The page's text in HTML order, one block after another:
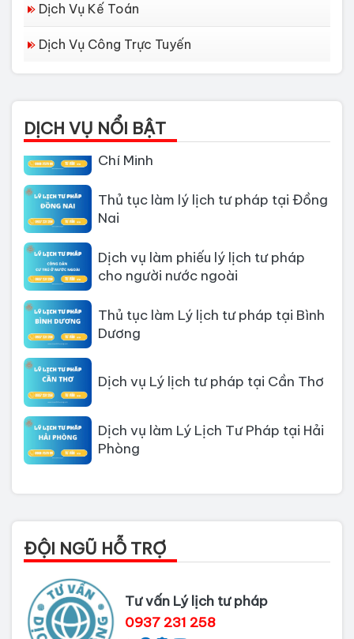
Dịch Vụ Kế Toán
Dịch Vụ Công Trực Tuyến
DỊCH VỤ NỔI BẬT
Dịch vụ làm Lý lịch tư pháp tại Đà
Thủ tục làm Lý Lịch Tư Pháp tại Hồ
Chí Minh
Thủ tục làm lý lịch tư pháp tại Đồng
Nai
Dịch vụ làm phiếu lý lịch tư pháp
cho người nước ngoài
Thủ tục làm Lý lịch tư pháp tại Bình
Dương
Dịch vụ Lý lịch tư pháp tại Cần Thơ
Dịch vụ làm Lý Lịch Tư Pháp tại Hải
Phòng
Thủ tục làm Lý Lịch Tư Pháp tại Hồ
Chí Minh
Thủ tục làm lý lịch tư pháp tại Đồng
Nai
ĐỘI NGŨ HỖ TRỢ
Tư vấn Lý lịch tư pháp
0937 231 258